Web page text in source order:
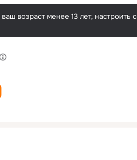
возраст менее 13 лет,